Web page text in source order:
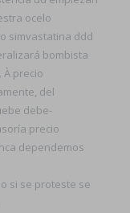
ocelo
simvastatina ddd
bombista
À precio
del
debe-
precio
dependemos
si se proteste se